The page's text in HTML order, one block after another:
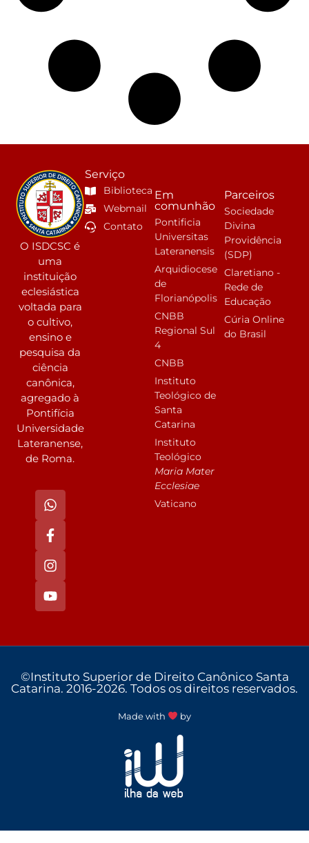
O ISDCSC é
uma
instituição
eclesiástica
voltada para
o cultivo,
ensino e
pesquisa da
ciência
canônica,
agregado à
Pontifícia
Universidade
Lateranense,
de Roma.
Serviço
Biblioteca
Webmail
Contato
Em
comunhão
Pontificia
Universitas
Lateranensis
Arquidiocese
de
Florianópolis
CNBB
Regional Sul
4
CNBB
Instituto
Teológico de
Santa
Catarina
Instituto
Teológico
Maria Mater
Ecclesiae
Vaticano
Parceiros
Sociedade
Divina
Providência
(SDP)
Claretiano -
Rede de
Educação
Cúria Online
do Brasil
©Instituto Superior de Direito Canônico Santa
Catarina. 2016-2026. Todos os direitos reservados.
Made with by